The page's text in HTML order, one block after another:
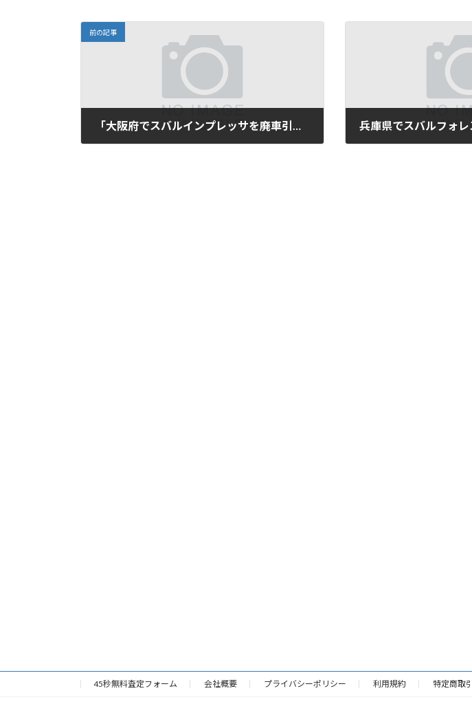
前の記事
「大阪府でスバルインプレッサを廃車引取｜平成22年式・8万km」
45秒無料査定フォーム 会社概要 プライバシーポリシー 利用規約 特定商取